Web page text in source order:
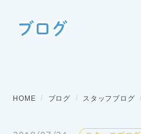
ブログ
HOME ブログ スタッフブログ